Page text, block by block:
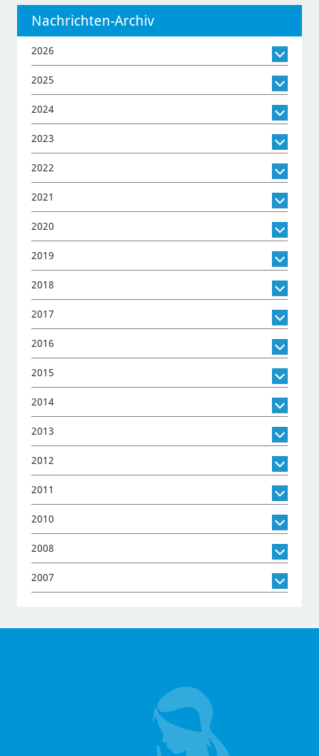
Nachrichten-Archiv
2026
2025
2024
2023
2022
2021
2020
2019
2018
2017
2016
2015
2014
2013
2012
2011
2010
2008
2007